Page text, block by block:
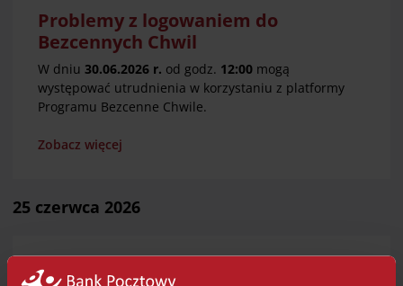
Problemy z logowaniem do
Bezcennych Chwil
W dniu 30.06.2026 r. od godz. 12:00 mogą
występować utrudnienia w korzystaniu z platformy
Programu Bezcenne Chwile.
Zobacz więcej
25 czerwca 2026
Utrudnienia w korzystaniu z